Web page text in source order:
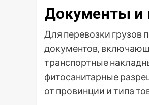
Документы и
Для перевозки грузов
документов,
транспортные
фитосанитарные
от провинции и типа